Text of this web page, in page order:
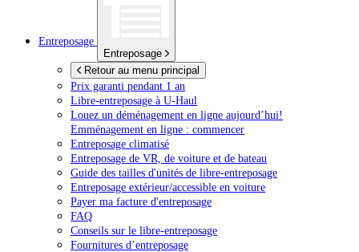
Entreposage
Entreposage
Retour au menu principal
Prix garanti pendant 1 an
Libre-entreposage à U-Haul
Louez un déménagement en ligne aujourd’hui!
Emménagement en ligne : commencer
Entreposage climatisé
Entreposage de VR, de voiture et de bateau
Guide des tailles d'unités de libre-entreposage
Entreposage extérieur/accessible en voiture
Payer ma facture d'entreposage
FAQ
Conseils sur le libre-entreposage
Fournitures d’entreposage